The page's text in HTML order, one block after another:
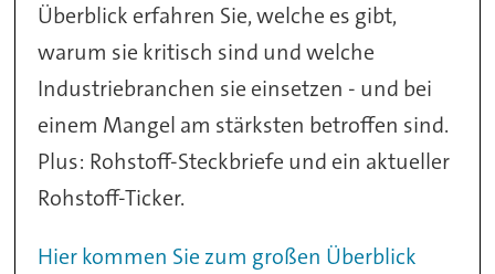
Überblick erfahren Sie, welche es gibt,
warum sie kritisch sind und welche
Industriebranchen sie einsetzen - und bei
einem Mangel am stärksten betroffen sind.
Plus: Rohstoff-Steckbriefe und ein aktueller
Rohstoff-Ticker.
Hier kommen Sie zum großen Überblick